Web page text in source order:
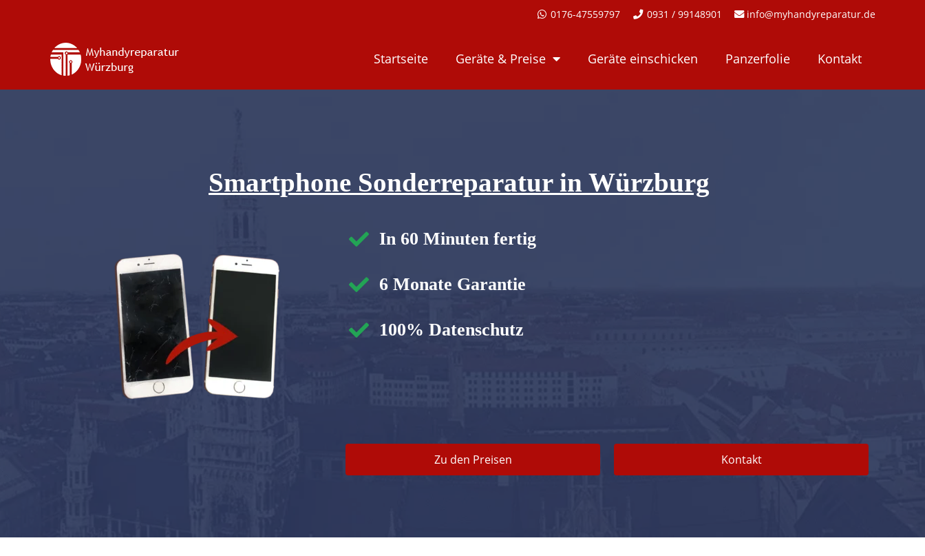
0176-47559797 0931 / 99148901 info@myhandyreparatur.de
Startseite Geräte & Preise Geräte einschicken Panzerfolie Kontakt
Smartphone Sonderreparatur in Würzburg
In 60 Minuten fertig
6 Monate Garantie
100% Datenschutz
Zu den Preisen Kontakt